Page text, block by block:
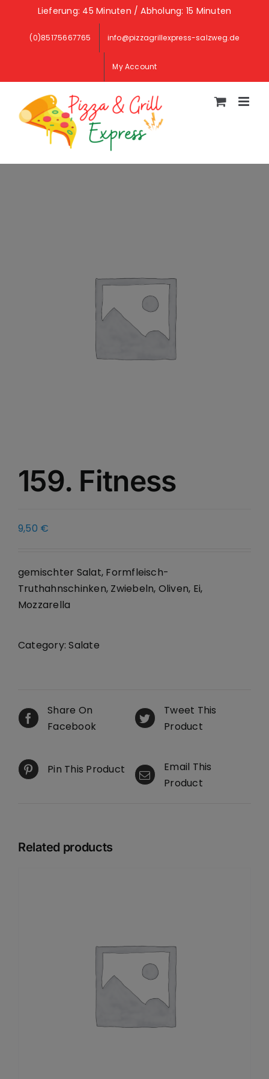
content
Lieferung: 45 Minuten / Abholung: 15 Minuten
(0)85175667765 info@pizzagrillexpress-salzweg.de
My Account
159. Fitness
9,50 €
gemischter Salat, Formfleisch-
Truthahnschinken, Zwiebeln, Oliven, Ei,
Mozzarella
Category:Salate
Share On
Facebook
Tweet This
Product
Pin This Product
Email This
Product
Related products